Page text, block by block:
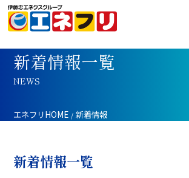
新着情報一覧
NEWS
エネフリHOME 新着情報
新着情報一覧